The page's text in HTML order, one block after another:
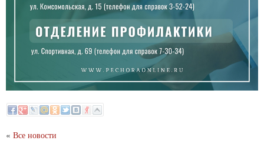
« Все новости